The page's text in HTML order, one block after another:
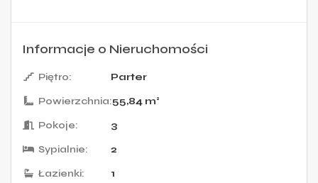
Informacje o Nieruchomości
Piętro:
Parter
Powierzchnia:55,84 m²
Pokoje:
3
Sypialnie:
2
Łazienki:
1